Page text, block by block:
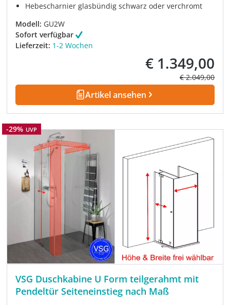
Hebescharnier glasbündig schwarz oder verchromt
Modell: GU2W
Sofort verfügbar
Lieferzeit: 1-2 Wochen
Verkaufspreis:
€ 1.349,00
Regulärer
€ 2.049,00
Artikel ansehen
Rabatt
-29% UVP
VSG Duschkabine U Form teilgerahmt mit
Pendeltür Seiteneinstieg nach Maß